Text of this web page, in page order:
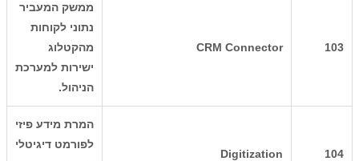
103
CRM Connector
ממשק המעביר
נתוני לקוחות
מהקטלוג
ישירות למערכת
הניהול.
104
Digitization
המרת מידע פיזי
לפורמט דיגיטלי